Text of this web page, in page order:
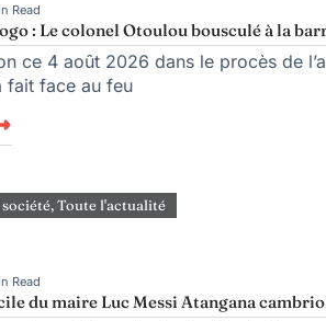
Read
: Le colonel Otoulou bousculé à la
ce 4 août 2026 dans le procès de
fait face au feu
,Toute l'actualité
Read
du maire Luc Messi Atangana